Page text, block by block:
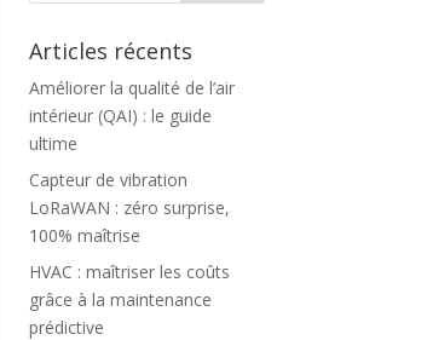
Articles récents
Améliorer la qualité de l’air
intérieur (QAI) : le guide
ultime
Capteur de vibration
LoRaWAN : zéro surprise,
100% maîtrise
HVAC : maîtriser les coûts
grâce à la maintenance
prédictive